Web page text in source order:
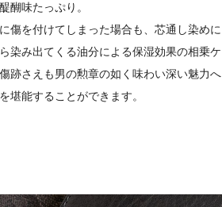
醐味たっぷり。
傷を付けてしまった場合も、芯通し染めに
染み出てくる油分による保湿効果の相乗ケ
跡さえも男の勲章の如く味わい深い魅力へ
堪能することができます。